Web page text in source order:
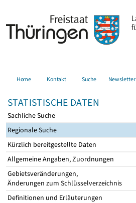
Home Kontakt Suche Newsletter
STATISTISCHE DATEN
Sachliche Suche
Regionale Suche
Kürzlich bereitgestellte Daten
Allgemeine Angaben, Zuordnungen
Gebietsveränderungen,
Änderungen zum Schlüsselverzeichnis
Definitionen und Erläuterungen